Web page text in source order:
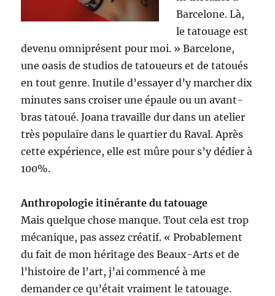
Barcelone. Là,
le tatouage est
devenu omniprésent pour moi. » Barcelone,
une oasis de studios de tatoueurs et de tatoués
en tout genre. Inutile d’essayer d’y marcher dix
minutes sans croiser une épaule ou un avant-
bras tatoué. Joana travaille dur dans un atelier
très populaire dans le quartier du Raval. Après
cette expérience, elle est mûre pour s’y dédier à
100%.
Anthropologie itinérante du tatouage
Mais quelque chose manque. Tout cela est trop
mécanique, pas assez créatif. « Probablement
du fait de mon héritage des Beaux-Arts et de
l’histoire de l’art, j’ai commencé à me
demander ce qu’était vraiment le tatouage.